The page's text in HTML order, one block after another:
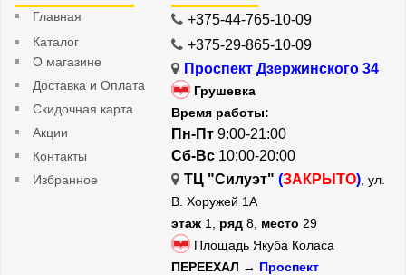
Главная
Каталог
О магазине
Доставка и Оплата
Скидочная карта
Акции
Контакты
Избранное
+375-44-765-10-09
+375-29-865-10-09
Проспект Дзержинского 34
Грушевка
Время работы:
Пн-Пт 9:00-21:00
Сб-Вс 10:00-20:00
ТЦ "Силуэт" (ЗАКРЫТО), ул.
В. Хоружей 1А
этаж 1, ряд 8, место 29
Площадь Якуба Коласа
ПЕРЕЕХАЛ → Проспект